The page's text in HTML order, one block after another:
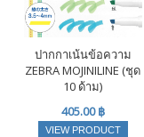
ปากกาเน้นข้อความ
ZEBRA MOJINILINE (ชุด
10 ด้าม)
405.00 ฿
VIEW PRODUCT